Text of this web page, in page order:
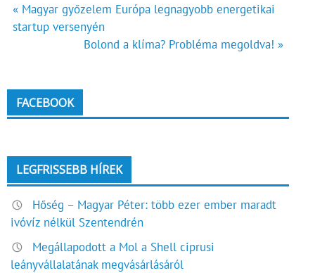
Bejegyzés
navigáció
« Magyar győzelem Európa legnagyobb energetikai
startup versenyén
Bolond a klíma? Probléma megoldva! »
FACEBOOK
LEGFRISSEBB HÍREK
Hőség – Magyar Péter: több ezer ember maradt
ivóvíz nélkül Szentendrén
Megállapodott a Mol a Shell ciprusi
leányvállalatának megvásárlásáról